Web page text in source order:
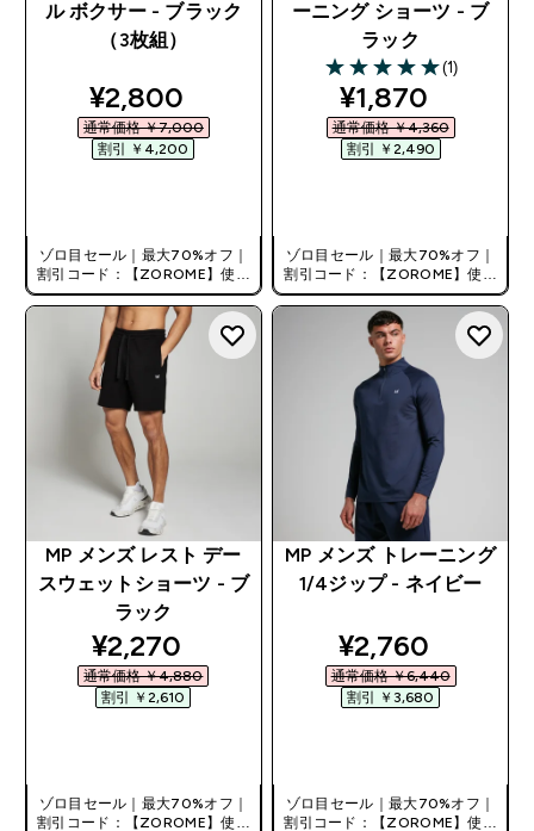
ル ボクサー - ブラック
（3枚組）
discounted price
¥2,800‎
通常価格 ￥7,000‎
割引 ￥4,200‎
ゾロ目セール｜最大70%オフ｜
割引コード：【ZOROME】使用
で追加10%オフ！
ーニング ショーツ - ブ
ラック
5 out of 5 stars
(1)
discounted
¥1,870‎
通常価格 ￥4,360‎
割引 ￥2,490‎
ゾロ目セール｜最大70%オフ｜
割引コード：【ZOROME】使用
で追加10%オフ！
MP メンズ レスト デー
スウェットショーツ - ブ
ラック
discounted price
¥2,270‎
通常価格 ￥4,880‎
割引 ￥2,610‎
ゾロ目セール｜最大70%オフ｜
割引コード：【ZOROME】使用
MP メンズ トレーニング
1/4ジップ - ネイビー
discounted
¥2,760‎
通常価格 ￥6,440‎
割引 ￥3,680‎
ゾロ目セール｜最大70%オフ｜
割引コード：【ZOROME】使用